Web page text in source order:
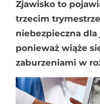
Zjawisko to
trzecim
niebezpieczna
ponieważ wiąże
zaburzeniami w